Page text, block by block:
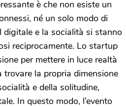
è che non esiste un
né un solo modo di
digitale e la socialità si stanno
reciprocamente. Lo startup
per mettere in luce realtà
trovare la propria dimensione
e della solitudine,
In questo modo, l’evento